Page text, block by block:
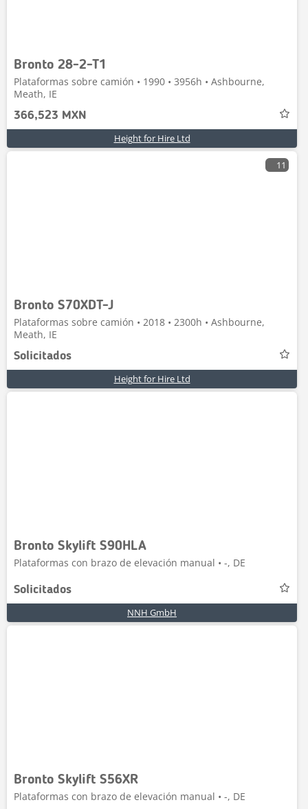
Bronto 28-2-T1
Plataformas sobre camión • 1990 • 3956h • Ashbourne,
Meath, IE
366,523 MXN
Height for Hire Ltd
11
Bronto S70XDT-J
Plataformas sobre camión • 2018 • 2300h • Ashbourne,
Meath, IE
Solicitados
Height for Hire Ltd
Bronto Skylift S90HLA
Plataformas con brazo de elevación manual • -, DE
Solicitados
NNH GmbH
Bronto Skylift S56XR
Plataformas con brazo de elevación manual • -, DE